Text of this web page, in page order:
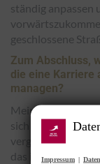
ständig anpassen
geschlossene
Zum Abschluss,
die eine Karriere
managen?
Mein Rat wäre,
sich Ziele zu
vergessen Sie
das istImpressum |